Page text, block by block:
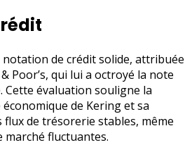
notation de crédit solide, attribuée
Poor’s, qui lui a octroyé la note
Cette évaluation souligne la
de Kering et sa
flux de trésorerie stables, même
marché fluctuantes.